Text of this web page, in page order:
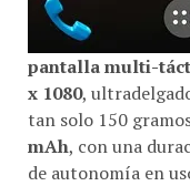
pantalla multi-
x 1080,
tan solo 150
mAh, con una
de autonomía en